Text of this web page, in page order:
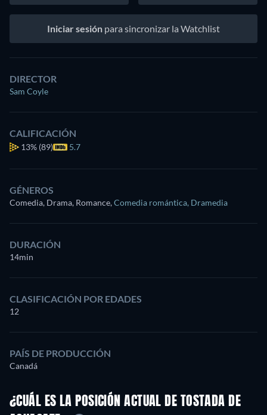
Iniciar sesión para sincronizar la Watchlist
DIRECTOR
Sam Coyle
CALIFICACIÓN
13% (89) 5.7
GÉNEROS
Comedia, Drama, Romance,Comedia romántica, Dramedia
DURACIÓN
14min
CLASIFICACIÓN POR EDADES
12
PAÍS DE PRODUCCIÓN
Canadá
¿CUÁL ES LA POSICIÓN ACTUAL DE TOSTADA DE